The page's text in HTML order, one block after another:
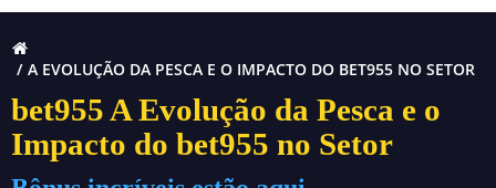
A EVOLUÇÃO DA PESCA E O IMPACTO DO BET955 NO SETOR
bet955 A Evolução da Pesca e o
Impacto do bet955 no Setor